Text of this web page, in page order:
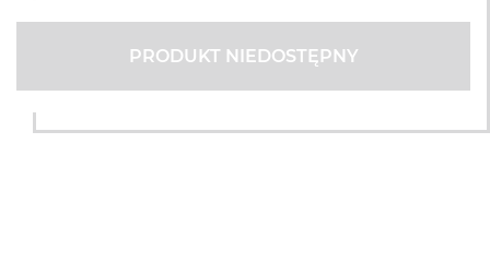
PRODUKT NIEDOSTĘPNY